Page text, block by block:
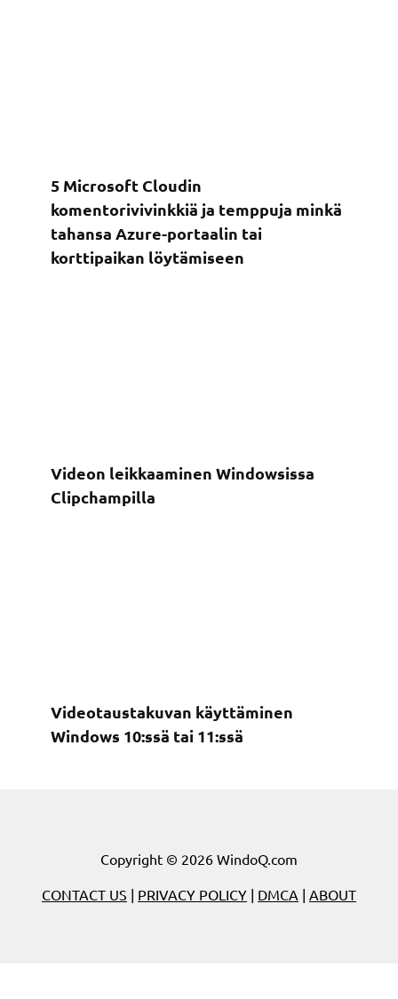
5 Microsoft Cloudin
komentorivivinkkiä ja temppuja minkä
tahansa Azure-portaalin tai
korttipaikan löytämiseen
Videon leikkaaminen Windowsissa
Clipchampilla
Videotaustakuvan käyttäminen
Windows 10:ssä tai 11:ssä
Copyright © 2026 WindoQ.com
CONTACT US | PRIVACY POLICY | DMCA | ABOUT